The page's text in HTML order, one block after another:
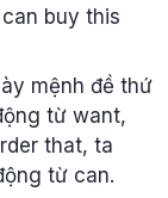
can buy this
mệnh đề thứ
từ want,
that, ta
từ can.